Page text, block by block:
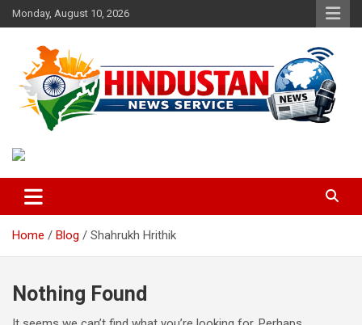
Skip
to
Monday, August 10, 2026
Hindustan News Service
Home Blog Shahrukh Hrithik
Nothing Found